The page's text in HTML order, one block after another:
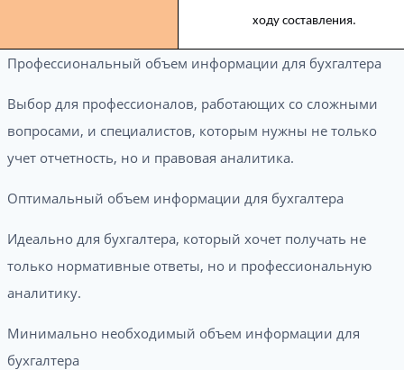
ходу составления.
Профессиональный объем информации для бухгалтера
Выбор для профессионалов, работающих со сложными
вопросами, и специалистов, которым нужны не только
учет отчетность, но и правовая аналитика.
Оптимальный объем информации для бухгалтера
Идеально для бухгалтера, который хочет получать не
только нормативные ответы, но и профессиональную
аналитику.
Минимально необходимый объем информации для
бухгалтера